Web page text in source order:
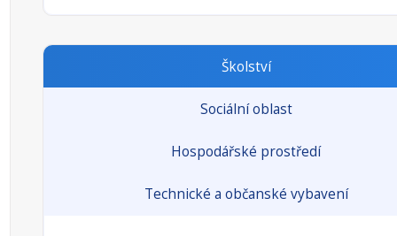
Školství
Sociální oblast
Hospodářské prostředí
Technické a občanské vybavení